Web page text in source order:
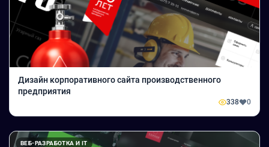
Дизайн корпоративного сайта производственного
предприятия
338 0
ВЕБ-РАЗРАБОТКА И IT